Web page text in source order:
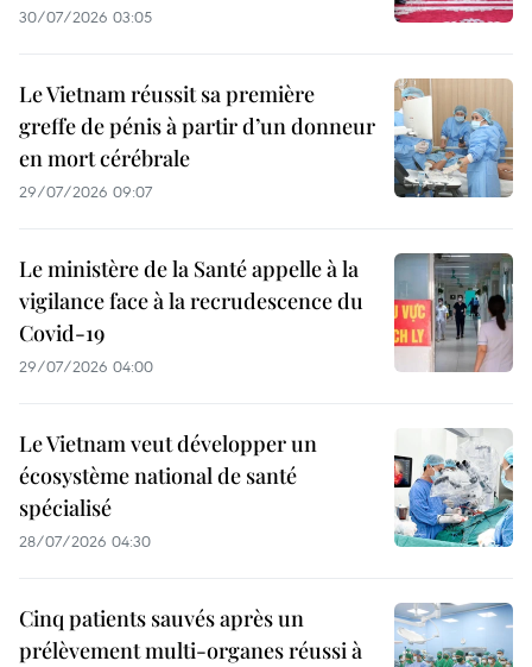
30/07/2026 03:05
Le Vietnam réussit sa première
greffe de pénis à partir d’un donneur
en mort cérébrale
29/07/2026 09:07
Le ministère de la Santé appelle à la
vigilance face à la recrudescence du
Covid-19
29/07/2026 04:00
Le Vietnam veut développer un
écosystème national de santé
spécialisé
28/07/2026 04:30
Cinq patients sauvés après un
prélèvement multi-organes réussi à